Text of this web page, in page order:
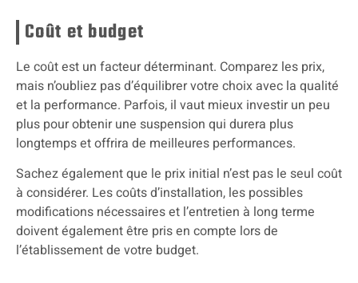
Coût et budget
Le coût est un facteur déterminant. Comparez les prix,
mais n’oubliez pas d’équilibrer votre choix avec la qualité
et la performance. Parfois, il vaut mieux investir un peu
plus pour obtenir une suspension qui durera plus
longtemps et offrira de meilleures performances.
Sachez également que le prix initial n’est pas le seul coût
à considérer. Les coûts d’installation, les possibles
modifications nécessaires et l’entretien à long terme
doivent également être pris en compte lors de
l’établissement de votre budget.